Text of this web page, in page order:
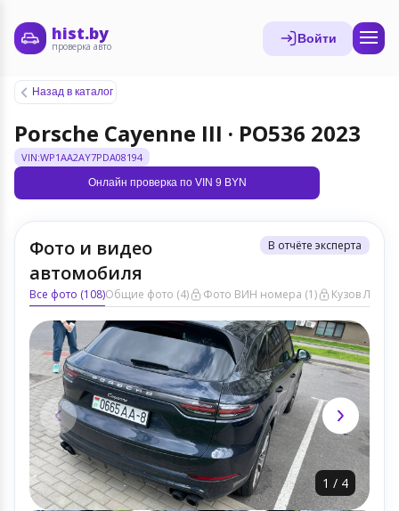
hist.by
проверка авто
Войти
Назад в каталог
Porsche Cayenne III · PO536 2023
VIN:WP1AA2AY7PDA08194
Онлайн проверка по VIN 9 BYN
Фото и видео
автомобиля
В отчёте эксперта
Все фото (108)Общие фото (4) Фото ВИН номера (1) Кузов ЛКП
1 / 4